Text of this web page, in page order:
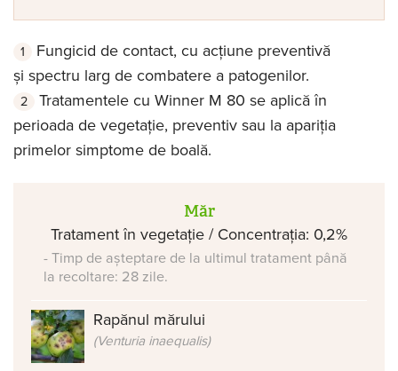
Fungicid de contact, cu acțiune preventivă
și spectru larg de combatere a patogenilor.
Tratamentele cu Winner M 80 se aplică în
perioada de vegetație, preventiv sau la apariția
primelor simptome de boală.
Măr
Tratament în vegetație / Concentrația: 0,2%
- Timp de așteptare de la ultimul tratament până
la recoltare: 28 zile.
Rapănul mărului
(Venturia inaequalis)